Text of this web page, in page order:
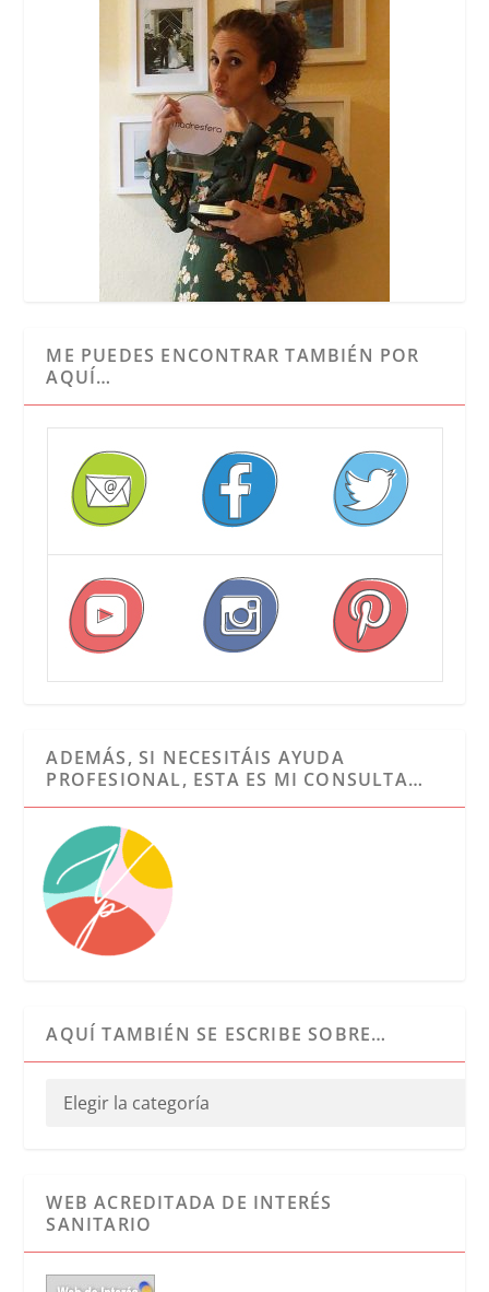
ME PUEDES ENCONTRAR TAMBIÉN POR
AQUÍ…
ADEMÁS, SI NECESITÁIS AYUDA
PROFESIONAL, ESTA ES MI CONSULTA…
AQUÍ TAMBIÉN SE ESCRIBE SOBRE…
WEB ACREDITADA DE INTERÉS
SANITARIO